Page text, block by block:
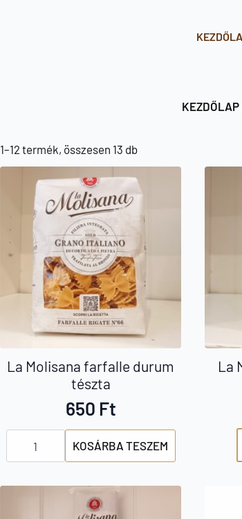
KEZDŐLAP
1–12 termék, összesen 13 dbSorted
by
latest
La Molisana farfalle durum
tészta
650 Ft
La
Molisana
farfalle
KOSÁRBA TESZEM
La